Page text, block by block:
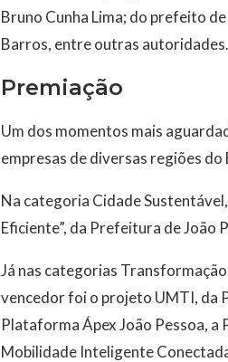
Bruno Cunha Lima; do prefeito
Barros, entre outras autoridades.
Premiação
Um dos momentos mais
empresas de diversas regiões
Na categoria Cidade
Eficiente”, da Prefeitura de João
Já nas categorias
vencedor foi o projeto UMTI, da
Plataforma Ápex João Pessoa, a
Mobilidade Inteligente